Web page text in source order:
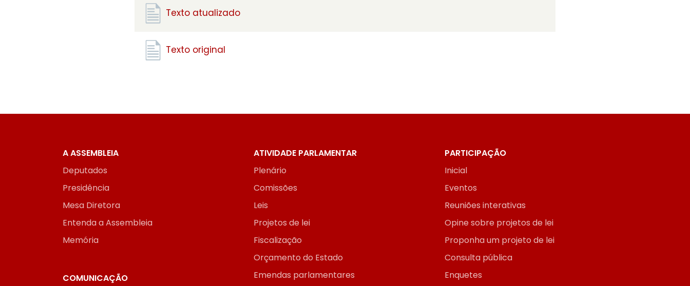
Texto atualizado
Texto original
A ASSEMBLEIA
Deputados
Presidência
Mesa Diretora
Entenda a Assembleia
Memória
ATIVIDADE PARLAMENTAR
Plenário
Comissões
Leis
Projetos de lei
Fiscalização
Orçamento do Estado
Emendas parlamentares
PARTICIPAÇÃO
Inicial
Eventos
Reuniões interativas
Opine sobre projetos de lei
Proponha um projeto de lei
Consulta pública
Enquetes
COMUNICAÇÃO